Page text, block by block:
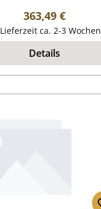
Regulärer Preis:
363,49 €
ca. 2-3 Wochen
Details